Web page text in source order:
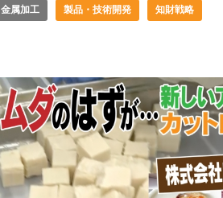
金属加工 製品・技術開発 知財戦略